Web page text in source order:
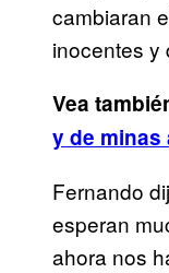
cambiaran
inocentes y
Vea
y de
Fernando
esperan
ahora nos